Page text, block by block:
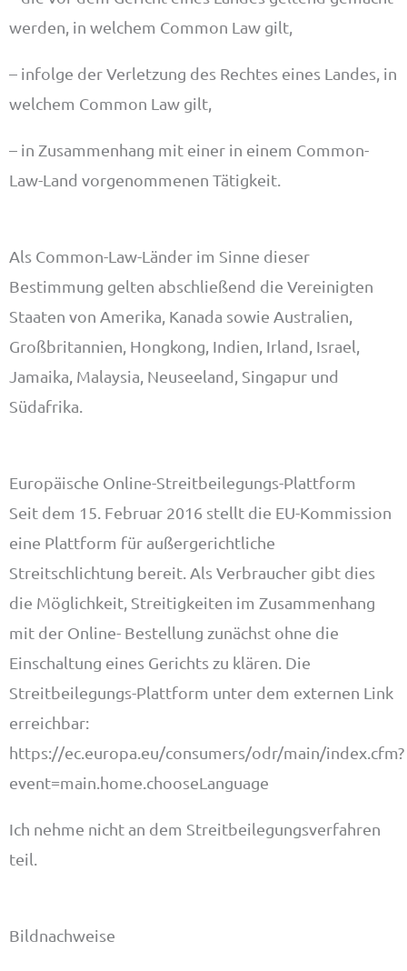
werden, in welchem Common Law gilt,
– infolge der Verletzung des Rechtes eines Landes, in
welchem Common Law gilt,
– in Zusammenhang mit einer in einem Common-
Law-Land vorgenommenen Tätigkeit.
Als Common-Law-Länder im Sinne dieser
Bestimmung gelten abschließend die Vereinigten
Staaten von Amerika, Kanada sowie Australien,
Großbritannien, Hongkong, Indien, Irland, Israel,
Jamaika, Malaysia, Neuseeland, Singapur und
Südafrika.
Europäische Online-Streitbeilegungs-Plattform
Seit dem 15. Februar 2016 stellt die EU-Kommission
eine Plattform für außergerichtliche
Streitschlichtung bereit. Als Verbraucher gibt dies
die Möglichkeit, Streitigkeiten im Zusammenhang
mit der Online- Bestellung zunächst ohne die
Einschaltung eines Gerichts zu klären. Die
Streitbeilegungs-Plattform unter dem externen Link
erreichbar:
https://ec.europa.eu/consumers/odr/main/index.cfm?
event=main.home.chooseLanguage
Ich nehme nicht an dem Streitbeilegungsverfahren
teil.
Bildnachweise